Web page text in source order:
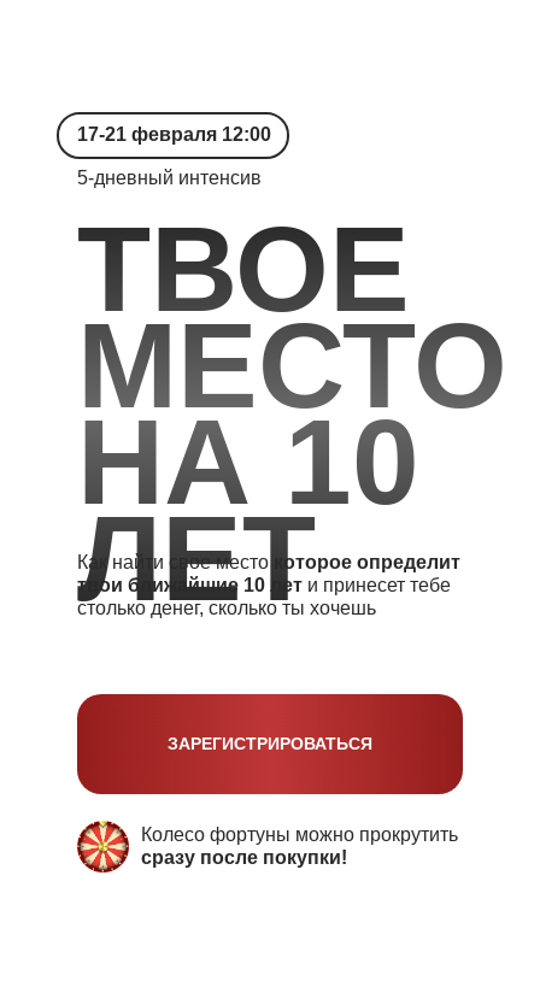
ТВОЕ
МЕСТО
НА 10
ЛЕТ
17-21 февраля 12:00
Как найти свое место
которое определит
твои ближайшие 10 лет и принесет тебе
столько денег, сколько ты хочешь
5‑дневный интенсив
ЗАРЕГИСТРИРОВАТЬСЯ
Колесо фортуны можно прокрутить
сразу после покупки!